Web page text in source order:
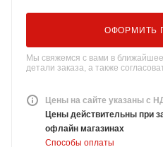
ОФОРМИТЬ
Мы свяжемся с вами в
детали заказа, а также
Цены на сайте указаны с
Цены действительны при
офлайн магазинах
Способы оплаты